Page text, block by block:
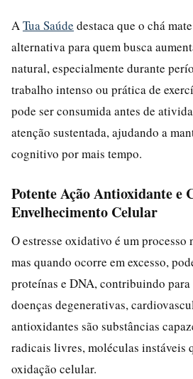
A Tua Saúde destaca que o chá
alternativa para quem busca
natural, especialmente durante
trabalho intenso ou prática de
pode ser consumida antes de
atenção sustentada, ajudando a
cognitivo por mais tempo.
Potente Ação Antioxidante e
Envelhecimento Celular
O estresse oxidativo é um
mas quando ocorre em excesso,
proteínas e DNA, contribuindo
doenças degenerativas,
antioxidantes são substâncias
radicais livres, moléculas instáveis
oxidação celular.